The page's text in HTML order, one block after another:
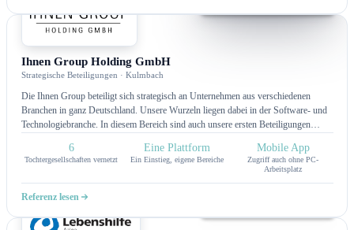
Intranet
Ihnen Group Holding GmbH
Strategische Beteiligungen · Kulmbach
Die Ihnen Group beteiligt sich strategisch an Unternehmen aus verschiedenen
Branchen in ganz Deutschland. Unsere Wurzeln liegen dabei in der Software- und
Technologiebranche. In diesem Bereich sind auch unsere ersten Beteiligungen
6
Tochtergesellschaften vernetzt
Eine Plattform
Ein Einstieg, eigene Bereiche
Mobile App
Zugriff auch ohne PC-
Arbeitsplatz
Referenz lesen